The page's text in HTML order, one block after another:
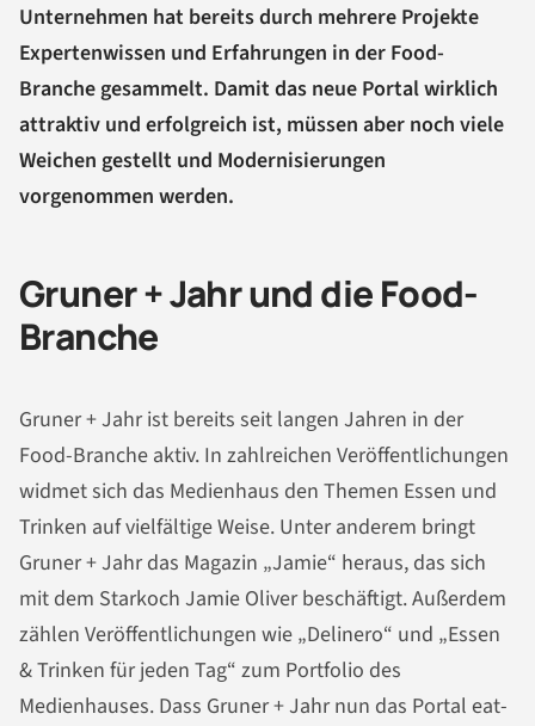
Unternehmen hat bereits durch mehrere Projekte
Expertenwissen und Erfahrungen in der Food-
Branche gesammelt. Damit das neue Portal wirklich
attraktiv und erfolgreich ist, müssen aber noch viele
Weichen gestellt und Modernisierungen
vorgenommen werden.
Gruner + Jahr und die Food-
Branche
Gruner + Jahr ist bereits seit langen Jahren in der
Food-Branche aktiv. In zahlreichen Veröffentlichungen
widmet sich das Medienhaus den Themen Essen und
Trinken auf vielfältige Weise. Unter anderem bringt
Gruner + Jahr das Magazin „Jamie“ heraus, das sich
mit dem Starkoch Jamie Oliver beschäftigt. Außerdem
zählen Veröffentlichungen wie „Delinero“ und „Essen
& Trinken für jeden Tag“ zum Portfolio des
Medienhauses. Dass Gruner + Jahr nun das Portal eat-